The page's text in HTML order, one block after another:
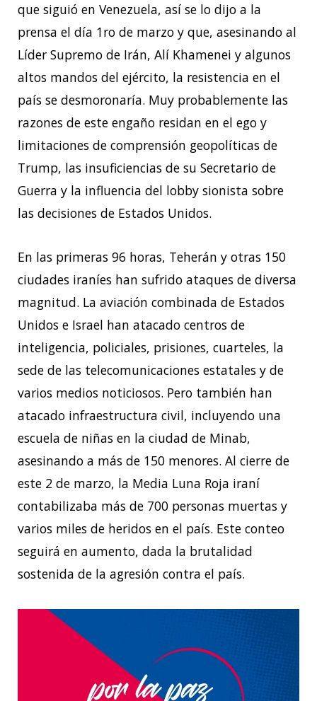
que siguió en Venezuela, así se lo dijo a la
prensa el día 1ro de marzo y que, asesinando al
Líder Supremo de Irán, Alí Khamenei y algunos
altos mandos del ejército, la resistencia en el
país se desmoronaría. Muy probablemente las
razones de este engaño residan en el ego y
limitaciones de comprensión geopolíticas de
Trump, las insuficiencias de su Secretario de
Guerra y la influencia del lobby sionista sobre
las decisiones de Estados Unidos.
En las primeras 96 horas, Teherán y otras 150
ciudades iraníes han sufrido ataques de diversa
magnitud. La aviación combinada de Estados
Unidos e Israel han atacado centros de
inteligencia, policiales, prisiones, cuarteles, la
sede de las telecomunicaciones estatales y de
varios medios noticiosos. Pero también han
atacado infraestructura civil, incluyendo una
escuela de niñas en la ciudad de Minab,
asesinando a más de 150 menores. Al cierre de
este 2 de marzo, la Media Luna Roja iraní
contabilizaba más de 700 personas muertas y
varios miles de heridos en el país. Este conteo
seguirá en aumento, dada la brutalidad
sostenida de la agresión contra el país.